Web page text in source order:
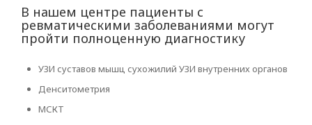
В нашем центре пациенты с
ревматическими заболеваниями могут
пройти полноценную диагностику
УЗИ суставов мышц сухожилий УЗИ внутренних органов
Денситометрия
МСКТ